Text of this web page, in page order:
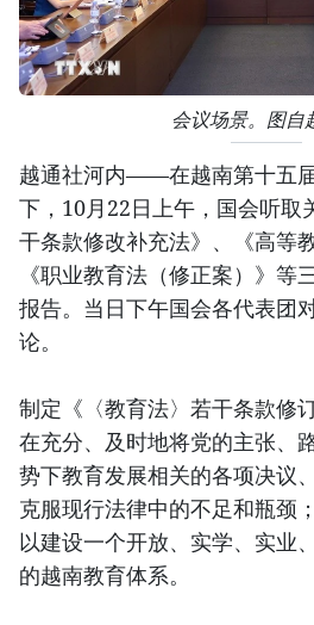
会议场景。图自
越通社河内——在越南第十五
下，10月22日上午，国会听取
干条款修改补充法》、《高等
《职业教育法（修正案）》等
报告。当日下午国会各代表团
论。
制定《〈教育法〉若干条款修
在充分、及时地将党的主张、
势下教育发展相关的各项决议
克服现行法律中的不足和瓶颈
以建设一个开放、实学、实业
的越南教育体系。